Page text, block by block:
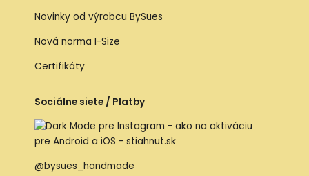
Novinky od výrobcu BySues
Nová norma I-Size
Certifikáty
Sociálne siete / Platby
@bysues_handmade